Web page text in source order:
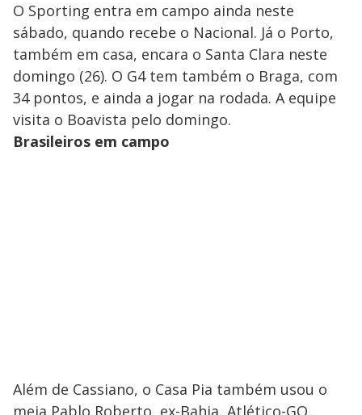
O Sporting entra em campo ainda neste
sábado, quando recebe o Nacional. Já o Porto,
também em casa, encara o Santa Clara neste
domingo (26). O G4 tem também o Braga, com
34 pontos, e ainda a jogar na rodada. A equipe
visita o Boavista pelo domingo.
Brasileiros em campo
Além de Cassiano, o Casa Pia também usou o